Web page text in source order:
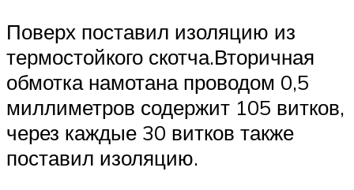
Поверх поставил изоляцию из
термостойкого скотча.Вторичная
обмотка намотана проводом 0,5
миллиметров содержит 105 витков,
через каждые 30 витков также
поставил изоляцию.